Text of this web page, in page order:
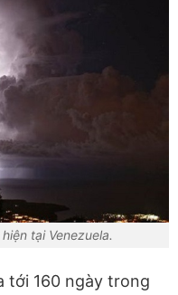
tại Venezuela.
tới 160 ngày trong